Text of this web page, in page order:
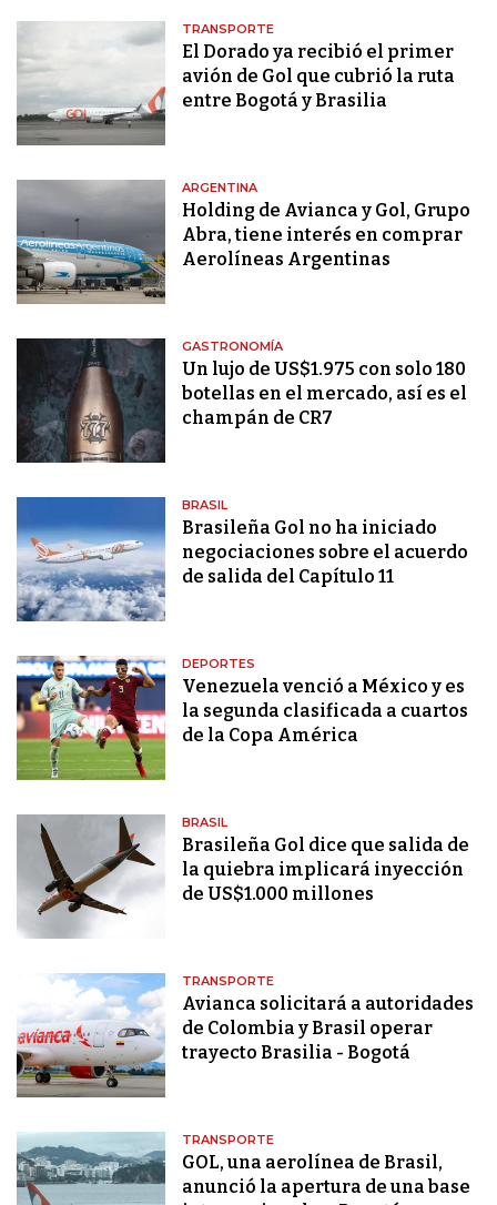
TRANSPORTE
El Dorado ya recibió el primer
avión de Gol que cubrió la ruta
entre Bogotá y Brasilia
ARGENTINA
Holding de Avianca y Gol, Grupo
Abra, tiene interés en comprar
Aerolíneas Argentinas
GASTRONOMÍA
Un lujo de US$1.975 con solo 180
botellas en el mercado, así es el
champán de CR7
BRASIL
Brasileña Gol no ha iniciado
negociaciones sobre el acuerdo
de salida del Capítulo 11
DEPORTES
Venezuela venció a México y es
la segunda clasificada a cuartos
de la Copa América
BRASIL
Brasileña Gol dice que salida de
la quiebra implicará inyección
de US$1.000 millones
TRANSPORTE
Avianca solicitará a autoridades
de Colombia y Brasil operar
trayecto Brasilia - Bogotá
TRANSPORTE
GOL, una aerolínea de Brasil,
anunció la apertura de una base